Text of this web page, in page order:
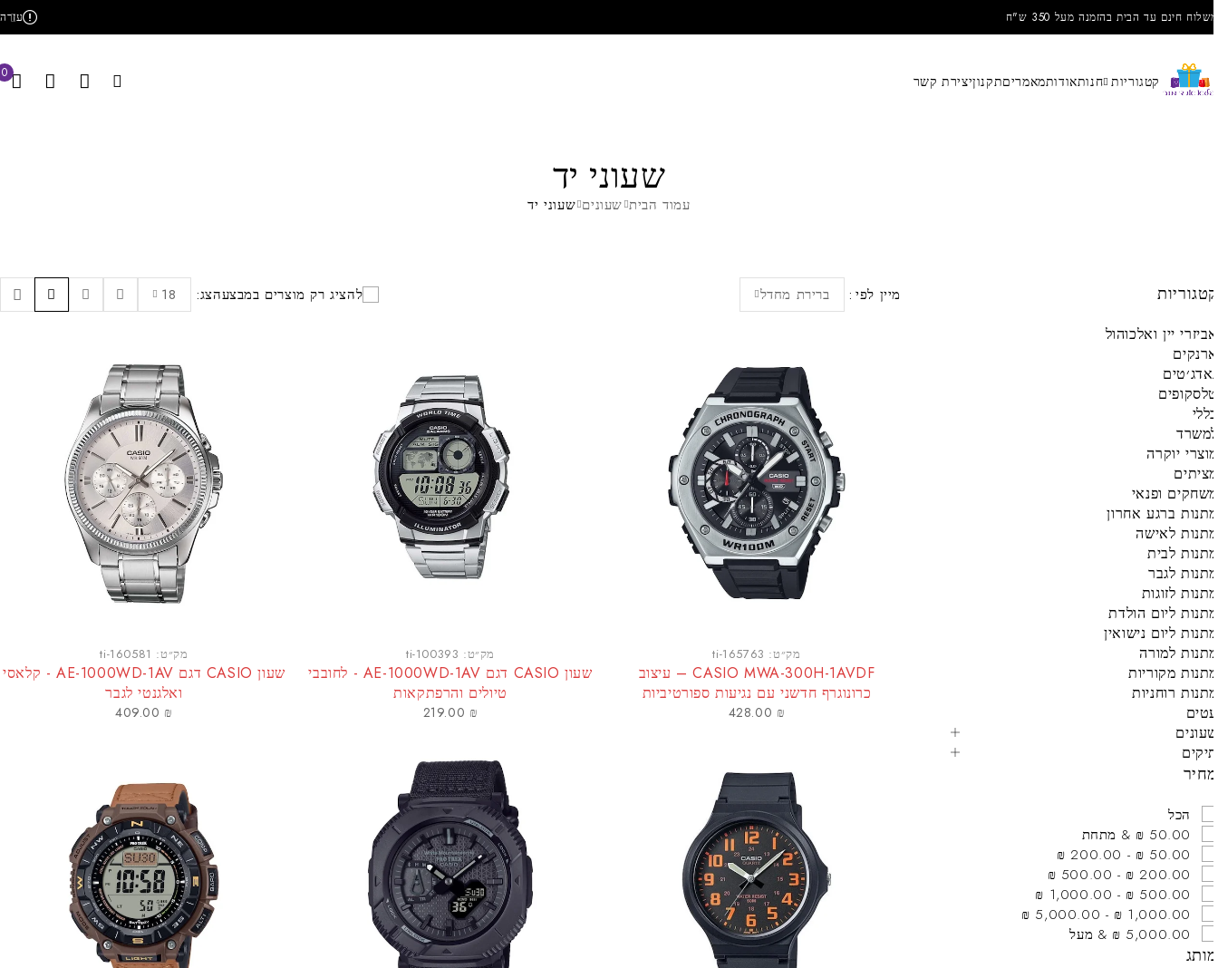
חינם עד הבית בהזמנה מעל 350 ש"ח עזרה
קטגוריות חנותאודותמאמריםתקנוןיצירת קשר 0
שעוני יד
עמוד הבית שעונים שעוני יד
יין ואלכוהול
יוקרה
ופנאי
ברגע אחרון
לאישה
לבית
לגבר
לזוגות
ליום הולדת
ליום נישואין
למורה
מקוריות
רוחניות
הכל
50.00 ₪ & מתחת
50.00 ₪ - 200.00 ₪
200.00 ₪ - 500.00 ₪
500.00 ₪ - 1,000.00 ₪
1,000.00 ₪ - 5,000.00 ₪
5,000.00 ₪ & מעל
מיין לפי ברירת מחדל להציג רק מוצרים במבצעהצג: 18
מק״ט: ti-165763
CASIO MWA-300H-1AVDF – עיצוב
כרונוגרף חדשני עם נגיעות ספורטיביות
428.00₪
מק״ט: ti-100393
שעון CASIO דגם AE-1000WD-1AV - לחובבי
טיולים והרפתקאות
219.00₪
מק״ט: ti-160581
שעון CASIO דגם AE-1000WD-1AV - קלאסי
ואלגנטי לגבר
409.00₪